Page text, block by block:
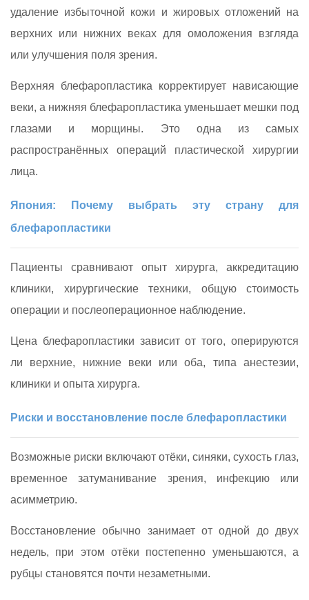
удаление избыточной кожи и жировых отложений на
верхних или нижних веках для омоложения взгляда
или улучшения поля зрения.
Верхняя блефаропластика корректирует нависающие
веки, а нижняя блефаропластика уменьшает мешки под
глазами и морщины. Это одна из самых
распространённых операций пластической хирургии
лица.
Япония: Почему выбрать эту страну для
блефаропластики
Пациенты сравнивают опыт хирурга, аккредитацию
клиники, хирургические техники, общую стоимость
операции и послеоперационное наблюдение.
Цена блефаропластики зависит от того, оперируются
ли верхние, нижние веки или оба, типа анестезии,
клиники и опыта хирурга.
Риски и восстановление после блефаропластики
Возможные риски включают отёки, синяки, сухость глаз,
временное затуманивание зрения, инфекцию или
асимметрию.
Восстановление обычно занимает от одной до двух
недель, при этом отёки постепенно уменьшаются, а
рубцы становятся почти незаметными.